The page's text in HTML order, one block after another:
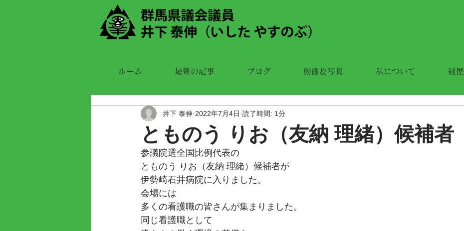
ホーム 最新の記事 ブログ 動画＆写真 私について 経歴
とものう りお（友納 理緒）候補者
井下 泰伸 2022年7月4日 読了時間: 1分
参議院選全国比例代表の
とものう りお（友納 理緒）候補者が
伊勢崎石井病院に入りました。
会場には
多くの看護職の皆さんが集まりました。
同じ看護職として